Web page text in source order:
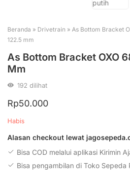
Beranda » Drivetrain » As Bottom Bracket
122.5 mm
As Bottom Bracket OXO
Mm
192 dilihat
Rp50.000
Habis
Alasan checkout lewat
Bisa COD melalui aplikasi Kirimin
Bisa pengambilan di Toko Sepeda